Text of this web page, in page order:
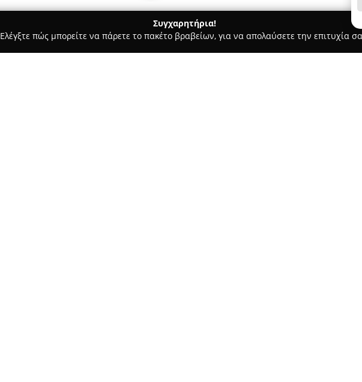
Συγχαρητήρια!
Ελέγξτε πώς μπορείτε να πάρετε το πακέτο βραβείων, για να απολαύσετε την επιτυχία